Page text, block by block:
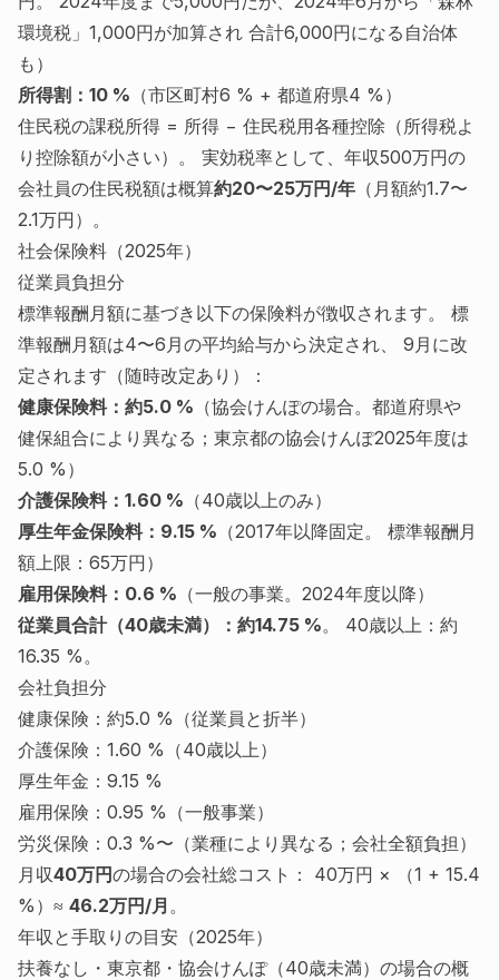
環境税」1,000円が加算され 合計6,000円になる自治体
も）
所得割：10 % （市区町村6 % + 都道府県4 %）
住民税の課税所得 = 所得 − 住民税用各種控除（所得税よ
り控除額が小さい）。 実効税率として、年収500万円の
会社員の住民税額は概算約20〜25万円/年 （月額約1.7〜
2.1万円）。
社会保険料（2025年）
従業員負担分
標準報酬月額に基づき以下の保険料が徴収されます。 標
準報酬月額は4〜6月の平均給与から決定され、 9月に改
定されます（随時改定あり）：
健康保険料：約5.0 % （協会けんぽの場合。都道府県や
健保組合により異なる；東京都の協会けんぽ2025年度は
5.0 %）
介護保険料：1.60 % （40歳以上のみ）
厚生年金保険料：9.15 % （2017年以降固定。 標準報酬月
額上限：65万円）
雇用保険料：0.6 % （一般の事業。2024年度以降）
従業員合計（40歳未満）：約14.75 %。 40歳以上：約
16.35 %。
会社負担分
健康保険：約5.0 %（従業員と折半）
介護保険：1.60 %（40歳以上）
厚生年金：9.15 %
雇用保険：0.95 %（一般事業）
労災保険：0.3 %〜（業種により異なる；会社全額負担）
月収40万円の場合の会社総コスト： 40万円 × （1 + 15.4
%）≈ 46.2万円/月 。
年収と手取りの目安（2025年）
扶養なし・東京都・協会けんぽ（40歳未満）の場合の概